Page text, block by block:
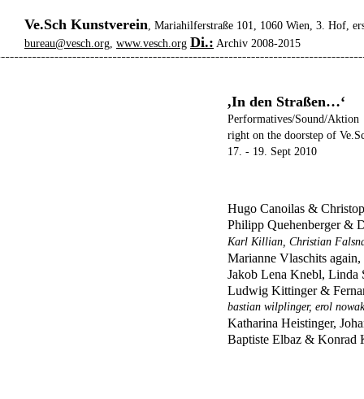
Ve.Sch Kunstverein, Mariahilferstraße 101, 1060 Wien, 3. Hof,
bureau@vesch.org, www.vesch.org Di.: Archiv 2008-2015
,In den Straßen…‘
Performatives/Sound/Aktion
right on the doorstep of
17. - 19. Sept 2010
Hugo Canoilas &
Philipp Quehenberger &
Karl Killian, Christian
Marianne Vlaschits
Jakob Lena Knebl, Linda
Ludwig Kittinger &
bastian wilplinger, erol
Katharina Heistinger,
Baptiste Elbaz & Konrad